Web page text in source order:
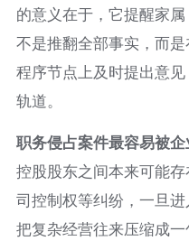
的意义在于，它提醒家
不是推翻全部事实，而
程序节点上及时提出意
轨道。
职务侵占案件最容易被企
控股股东之间本来可能
司控制权等纠纷，一旦
把复杂经营往来压缩成一